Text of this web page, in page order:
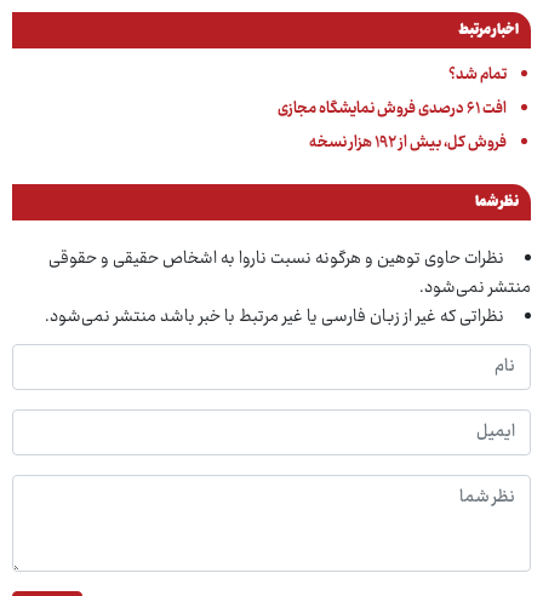
اخبار مرتبط
تمام شد؟
افت ۶۱ درصدی فروش نمایشگاه مجازی
فروش کل، بیش از ۱۹۲ هزار نسخه
نظر شما
نظرات حاوی توهین و هرگونه نسبت ناروا به اشخاص حقیقی و حقوقی
منتشر نمی‌شود.
نظراتی که غیر از زبان فارسی یا غیر مرتبط با خبر باشد منتشر نمی‌شود.